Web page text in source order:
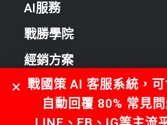
AI服務
戰勝學院
經銷方案
客服中心
戰國策 AI 客服系統，
自動回覆 80% 常見